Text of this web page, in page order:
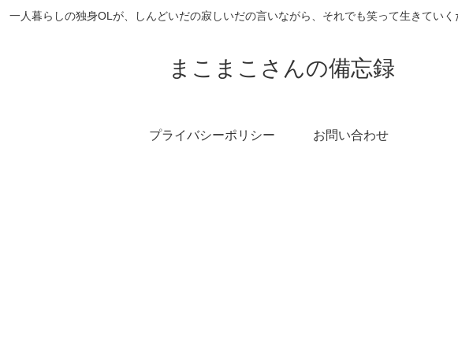
一人暮らしの独身OLが、しんどいだの寂しいだの言いながら、それでも笑って生きていく
まこまこさんの備忘録
プライバシーポリシー お問い合わせ